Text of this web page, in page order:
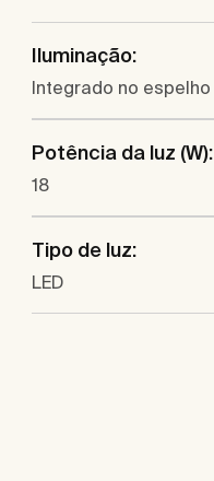
Iluminação:
Integrado no espelho
Potência da luz (W):
18
Tipo de luz:
LED